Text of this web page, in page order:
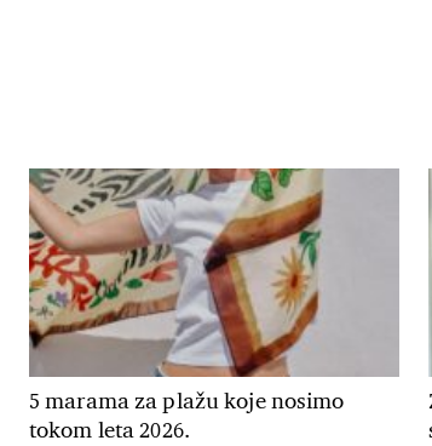
5 marama za plažu koje nosimo
tokom leta 2026.